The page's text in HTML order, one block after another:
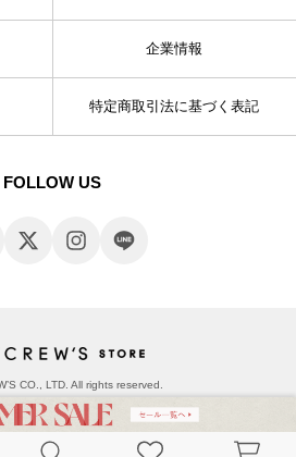
企業情報
特定商取引法に基づく表記
FOLLOW US
CO., LTD. All rights reserved.